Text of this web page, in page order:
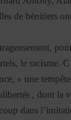
de bénitiers
le racisme.
« une
, dont la
dans